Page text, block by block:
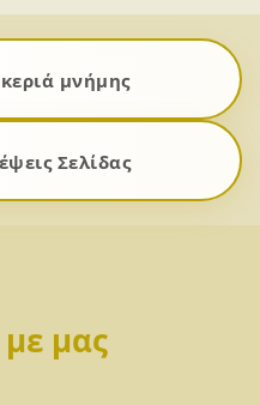
κεριά μνήμης
Σελίδας
με μας